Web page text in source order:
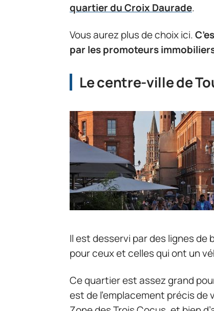
quartier du Croix Daurade.
Vous aurez plus de choix ici.
par les promoteurs
Le centre-ville de
Il est desservi par des lignes
pour ceux et celles qui ont un
Ce quartier est assez grand
est de l’emplacement précis